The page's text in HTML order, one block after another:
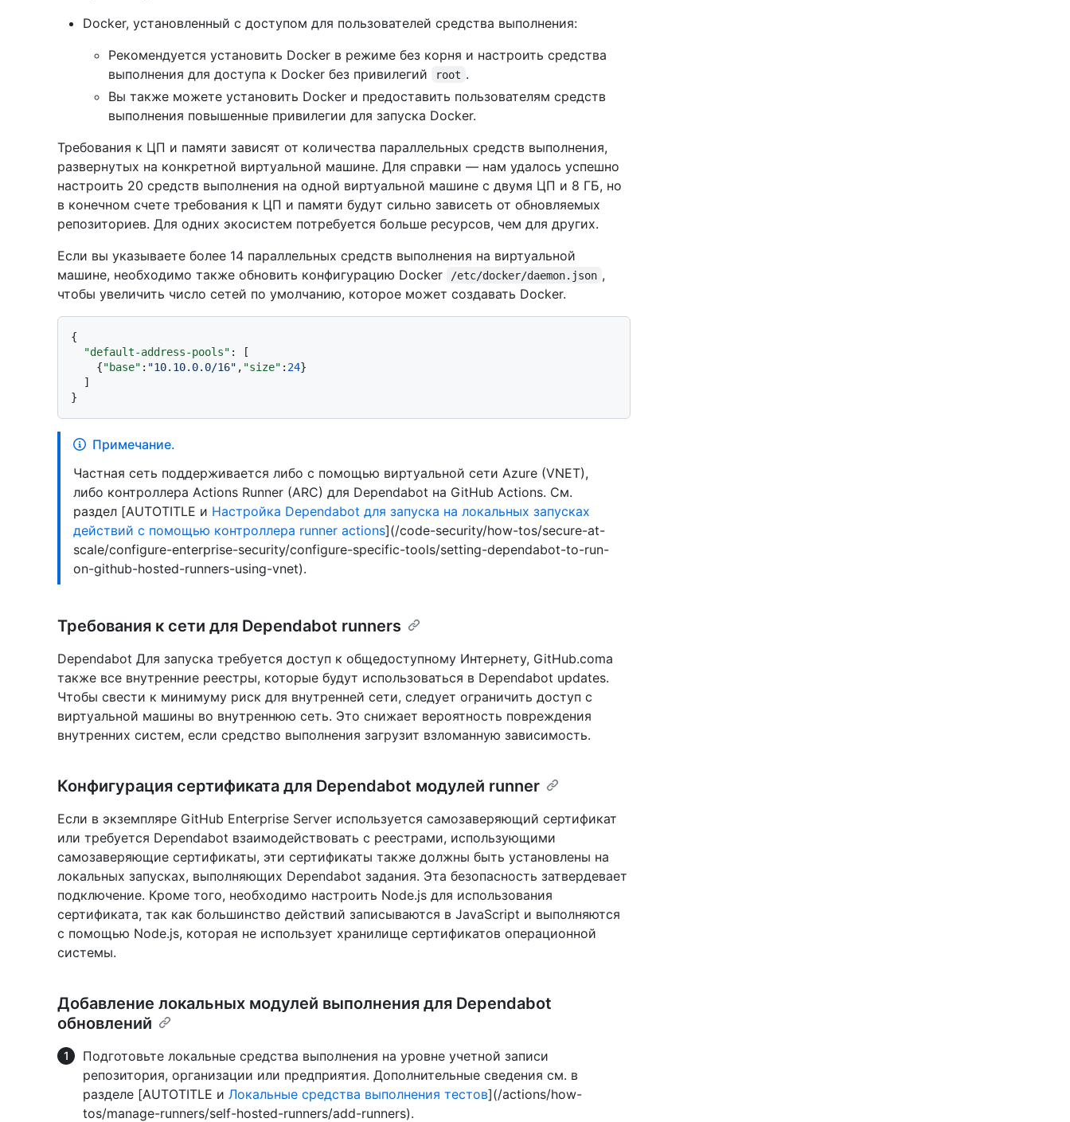
Docker, установленный с доступом для пользователей средства выполнения:
Рекомендуется установить Docker в режиме без корня и настроить средства
выполнения для доступа к Docker без привилегий
root .
Вы также можете установить Docker и предоставить пользователям средств
выполнения повышенные привилегии для запуска Docker.
Требования к ЦП и памяти зависят от количества параллельных средств выполнения,
развернутых на конкретной виртуальной машине. Для справки — нам удалось успешно
настроить 20 средств выполнения на одной виртуальной машине с двумя ЦП и 8 ГБ, но
в конечном счете требования к ЦП и памяти будут сильно зависеть от обновляемых
репозиториев. Для одних экосистем потребуется больше ресурсов, чем для других.
Если вы указываете более 14 параллельных средств выполнения на виртуальной
машине, необходимо также обновить конфигурацию Docker
/etc/docker/daemon.json ,
чтобы увеличить число сетей по умолчанию, которое может создавать Docker.
{
"default-address-pools" :
[
{"base" : "10.10.0.0/16" , "size" : 24}
]
}
Примечание.
Частная сеть поддерживается либо с помощью виртуальной сети Azure (VNET),
либо контроллера Actions Runner (ARC) для Dependabot на GitHub Actions. См.
раздел [AUTOTITLE и Настройка Dependabot для запуска на локальных запусках
действий с помощью контроллера runner actions](/code-security/how-tos/secure-at-
scale/configure-enterprise-security/configure-specific-tools/setting-dependabot-to-run-
on-github-hosted-runners-using-vnet).
Требования к сети для Dependabot runners
Dependabot Для запуска требуется доступ к общедоступному Интернету, GitHub.comа
также все внутренние реестры, которые будут использоваться в Dependabot updates.
Чтобы свести к минимуму риск для внутренней сети, следует ограничить доступ с
виртуальной машины во внутреннюю сеть. Это снижает вероятность повреждения
внутренних систем, если средство выполнения загрузит взломанную зависимость.
Конфигурация сертификата для Dependabot модулей runner
Если в экземпляре GitHub Enterprise Server используется самозаверяющий сертификат
или требуется Dependabot взаимодействовать с реестрами, использующими
самозаверяющие сертификаты, эти сертификаты также должны быть установлены на
локальных запусках, выполняющих Dependabot задания. Эта безопасность затвердевает
подключение. Кроме того, необходимо настроить Node.js для использования
сертификата, так как большинство действий записываются в JavaScript и выполняются
с помощью Node.js, которая не использует хранилище сертификатов операционной
системы.
Добавление локальных модулей выполнения для Dependabot
обновлений
Подготовьте локальные средства выполнения на уровне учетной записи
репозитория, организации или предприятия. Дополнительные сведения см. в
разделе [AUTOTITLE и Локальные средства выполнения тестов](/actions/how-
tos/manage-runners/self-hosted-runners/add-runners).